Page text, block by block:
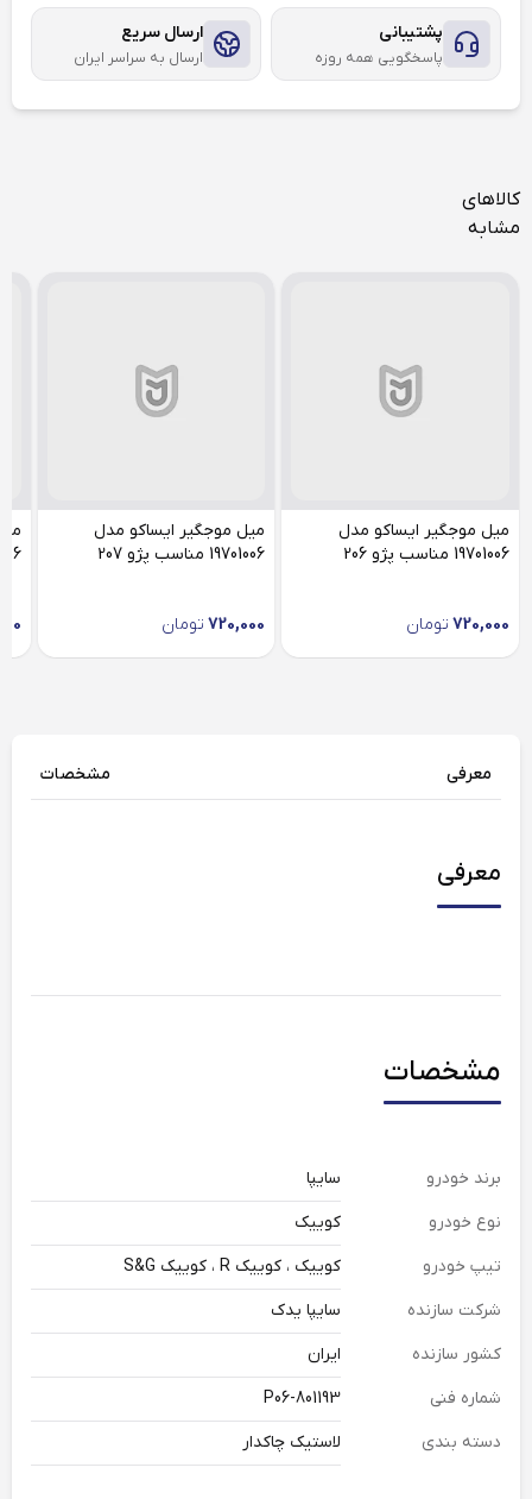
پشتیبانی
پاسخگویی همه روزه
ارسال سریع
ارسال به سراسر ایران
کالاهای
مشابه
میل موجگیر ایساکو مدل
19701006 مناسب پژو 206
720,000 تومان
میل موجگیر ایساکو مدل
19701006 مناسب پژو 207
720,000 تومان
معرفی مشخصات
معرفی
مشخصات
برند خودرو
سایپا
نوع خودرو
کوییک
تیپ خودرو
کوییک ، کوییک R ، کوییک S&G
شرکت سازنده
سایپا یدک
کشور سازنده
ایران
شماره فنی
801193-P06
دسته بندی
لاستیک چاکدار